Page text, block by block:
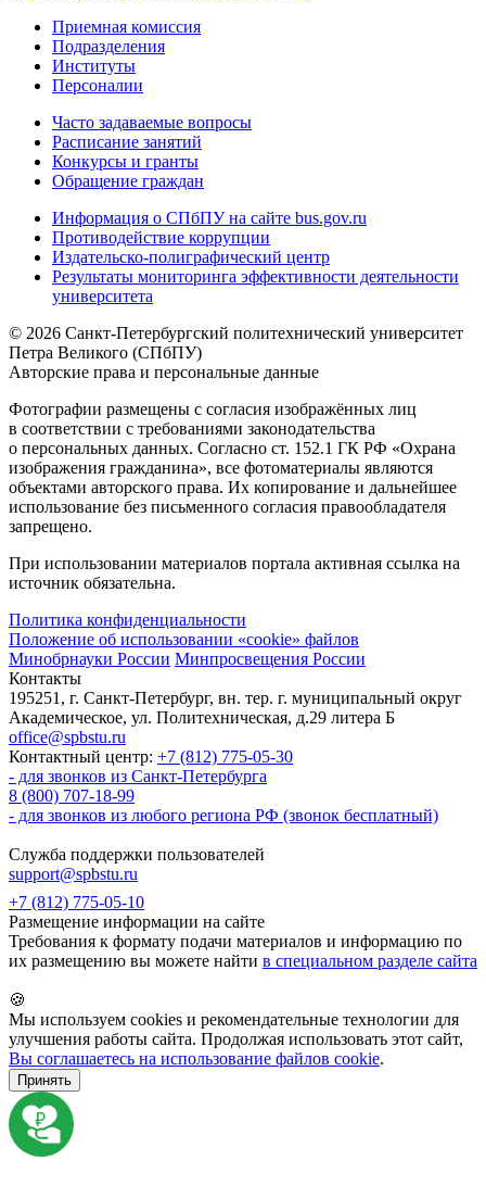
Приемная комиссия
Подразделения
Институты
Персоналии
Часто задаваемые вопросы
Расписание занятий
Конкурсы и гранты
Обращение граждан
Информация о СПбПУ на сайте bus.gov.ru
Противодействие коррупции
Издательско-полиграфический центр
Результаты мониторинга эффективности деятельности
университета
© 2026 Санкт-Петербургский политехнический университет
Петра Великого (СПбПУ)
Авторские права и персональные данные
Фотографии размещены с согласия изображённых лиц
в соответствии с требованиями законодательства
о персональных данных. Согласно ст. 152.1 ГК РФ «Охрана
изображения гражданина», все фотоматериалы являются
объектами авторского права. Их копирование и дальнейшее
использование без письменного согласия правообладателя
запрещено.
При использовании материалов портала активная ссылка на
источник обязательна.
Политика конфиденциальности
Положение об использовании «cookie» файлов
Минобрнауки России Минпросвещения России
Контакты
195251, г. Санкт-Петербург, вн. тер. г. муниципальный округ
Академическое, ул. Политехническая, д.29 литера Б
office@spbstu.ru
Контактный центр: +7 (812) 775-05-30
- для звонков из Санкт-Петербурга
8 (800) 707-18-99
- для звонков из любого региона РФ (звонок бесплатный)
Служба поддержки пользователей
support@spbstu.ru
+7 (812) 775-05-10
Размещение информации на сайте
Требования к формату подачи материалов и информацию по
их размещению вы можете найти в специальном разделе сайта
🍪
Мы используем cookies и рекомендательные технологии для
улучшения работы сайта. Продолжая использовать этот сайт,
Вы соглашаетесь на использование файлов cookie.
Принять